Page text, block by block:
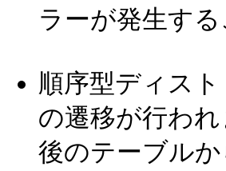
ラーが発生す
順序型ディス
の遷移が行わ
後のテーブル